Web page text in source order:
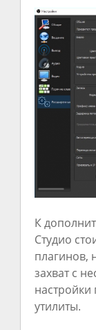
К
Студио
плагинов,
захват с
настройки
утилиты.